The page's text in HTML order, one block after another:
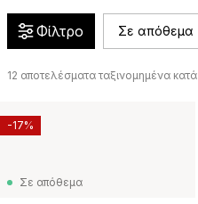
Φίλτρο Σε απόθεμα
12 αποτελέσματα ταξινομημένα κατά
Σε απόθεμα
-17%